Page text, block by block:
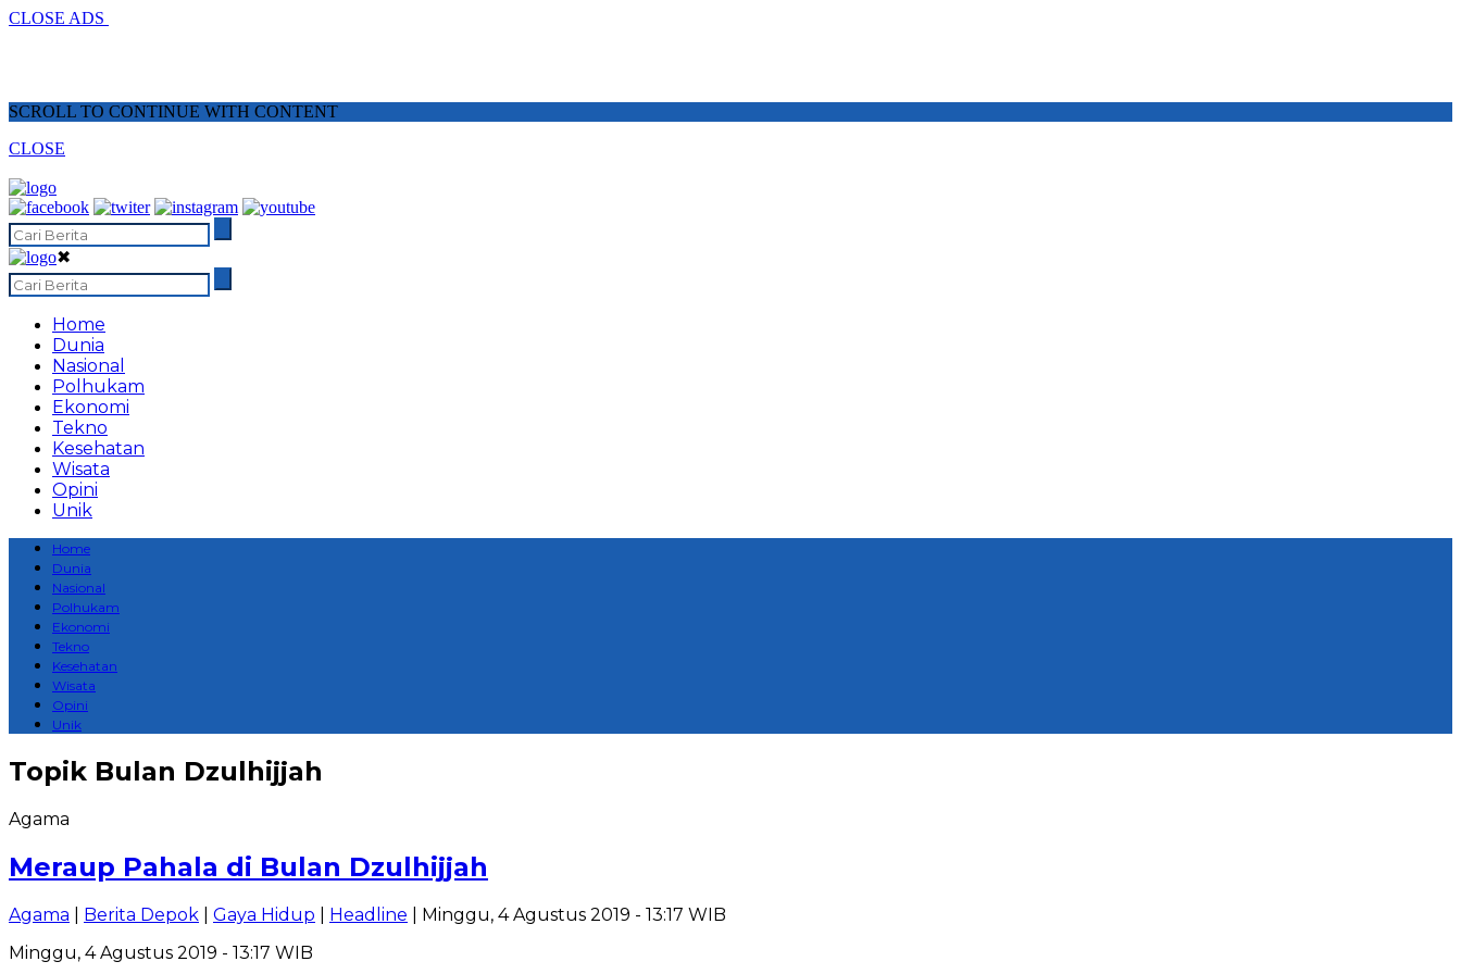
CLOSE ADS
SCROLL TO CONTINUE WITH CONTENT
CLOSE
✖
Home
Dunia
Nasional
Polhukam
Ekonomi
Tekno
Kesehatan
Wisata
Opini
Unik
Home
Dunia
Nasional
Polhukam
Ekonomi
Tekno
Kesehatan
Wisata
Opini
Unik
Topik Bulan Dzulhijjah
Agama
Meraup Pahala di Bulan Dzulhijjah
Agama Berita Depok Gaya Hidup Headline | Minggu, 4 Agustus 2019 - 13:17 WIB
Minggu, 4 Agustus 2019 - 13:17 WIB